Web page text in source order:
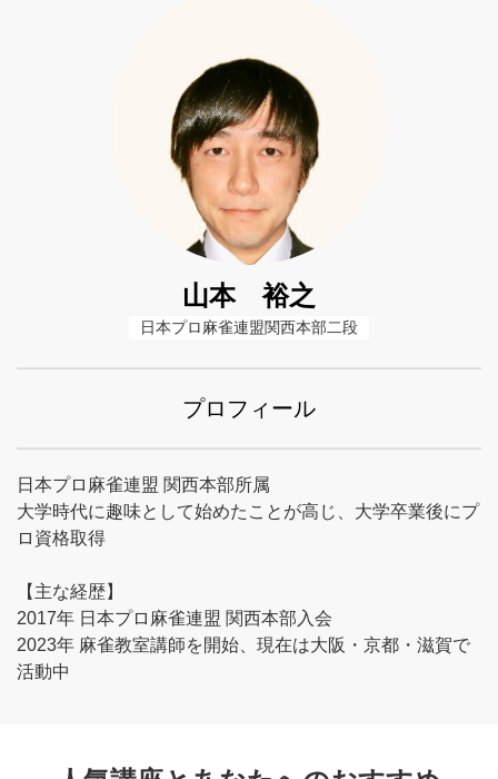
山本 裕之
日本プロ麻雀連盟関西本部二段
プロフィール
日本プロ麻雀連盟 関西本部所属
大学時代に趣味として始めたことが高じ、大学卒業後にプ
ロ資格取得
【主な経歴】
2017年 日本プロ麻雀連盟 関西本部入会
2023年 麻雀教室講師を開始、現在は大阪・京都・滋賀で
活動中